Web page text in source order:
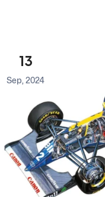
13
Sep, 2024